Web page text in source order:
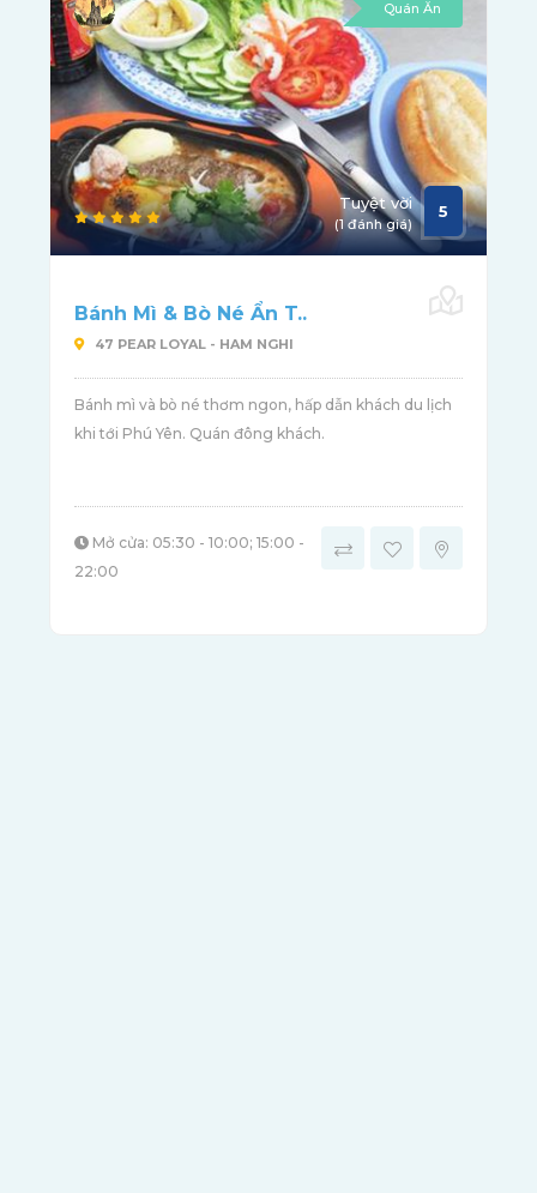
Quán Ăn
Tuyệt vời
(1 đánh giá)
5
Bánh Mì & Bò Né Ẩn T..
47 PEAR LOYAL - HAM NGHI
Bánh mì và bò né thơm ngon, hấp dẫn khách du lịch
khi tới Phú Yên. Quán đông khách.
Mở cửa: 05:30 - 10:00; 15:00 -
22:00